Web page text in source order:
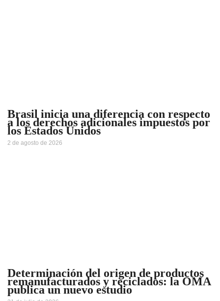
Brasil inicia una diferencia con respecto
a los derechos adicionales impuestos por
los Estados Unidos
2 de agosto de 2026
Determinación del origen de productos
remanufacturados y reciclados: la OMA
publica un nuevo estudio